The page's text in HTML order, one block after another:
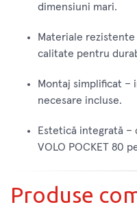
dimensiuni mari.
Materiale
calitate pentru
Montaj simplificat –
necesare incluse.
Estetică integrată
VOLO POCKET 80
Produse